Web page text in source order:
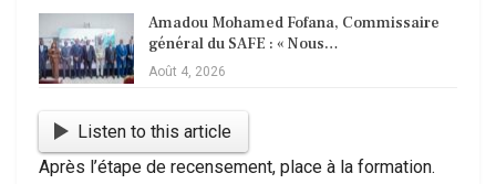
Amadou Mohamed Fofana, Commissaire
général du SAFE : « Nous…
Août 4, 2026
Listen to this article
Après l’étape de recensement, place à la formation.